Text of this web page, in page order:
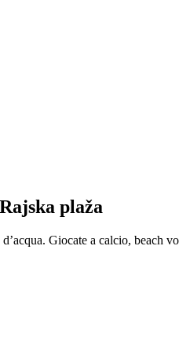
plaža
Giocate a calcio, beach